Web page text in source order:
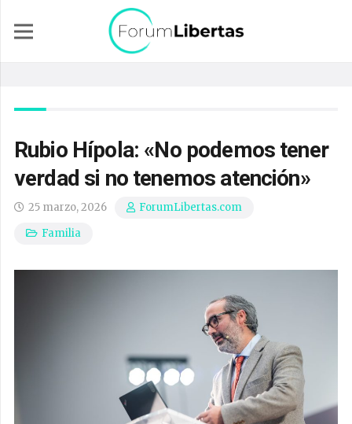
Rubio Hípola: «No podemos tener
verdad si no tenemos atención»
25 marzo, 2026
ForumLibertas.com
Familia